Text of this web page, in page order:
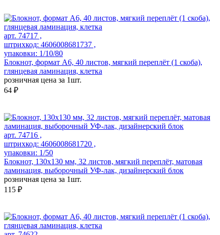
арт. 74717 ,
штрихкод: 4606008681737 ,
упаковки: 1/10/80
Блокнот, формат А6, 40 листов, мягкий переплёт (1 скоба),
глянцевая ламинация, клетка
розничная цена за 1шт.
64 ₽
арт. 74716 ,
штрихкод: 4606008681720 ,
упаковки: 1/50
Блокнот, 130х130 мм, 32 листов, мягкий переплёт, матовая
ламинация, выборочный УФ-лак, дизайнерский блок
розничная цена за 1шт.
115 ₽